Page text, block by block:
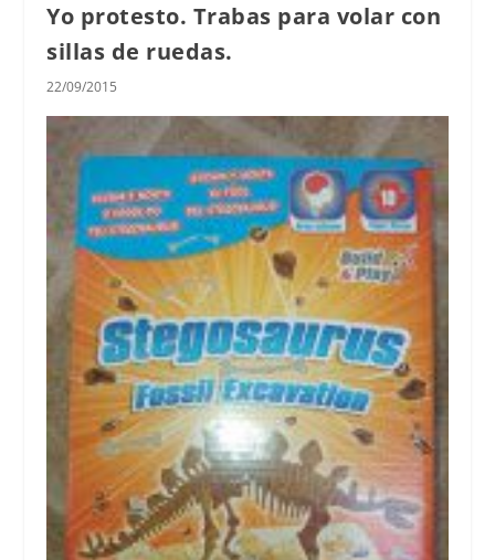
Yo protesto. Trabas para volar con
sillas de ruedas.
22/09/2015